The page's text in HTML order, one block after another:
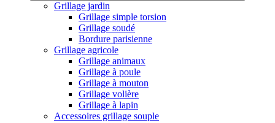
Grillage jardin
Grillage simple torsion
Grillage soudé
Bordure parisienne
Grillage agricole
Grillage animaux
Grillage à poule
Grillage à mouton
Grillage volière
Grillage à lapin
Accessoires grillage souple